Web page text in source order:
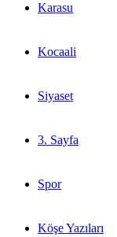
Karasu
Kocaali
Siyaset
3. Sayfa
Spor
Köşe Yazıları